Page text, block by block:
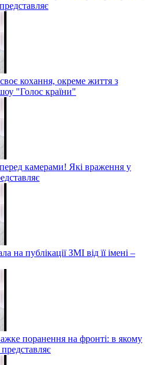
кохання, окреме життя з
"Голос країни"
камерами! Які враження у
на публікації ЗМІ від її імені –
поранення на фронті: в якому